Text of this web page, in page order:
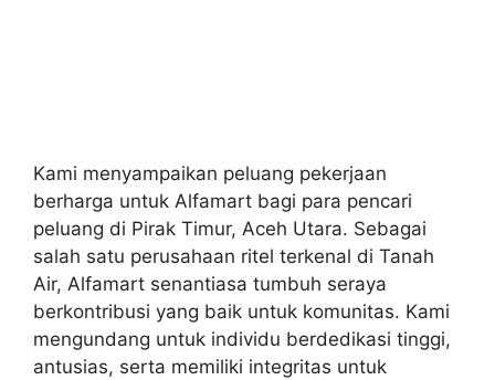
Kami menyampaikan peluang pekerjaan
berharga untuk Alfamart bagi para pencari
peluang di Pirak Timur, Aceh Utara. Sebagai
salah satu perusahaan ritel terkenal di Tanah
Air, Alfamart senantiasa tumbuh seraya
berkontribusi yang baik untuk komunitas. Kami
mengundang untuk individu berdedikasi tinggi,
antusias, serta memiliki integritas untuk